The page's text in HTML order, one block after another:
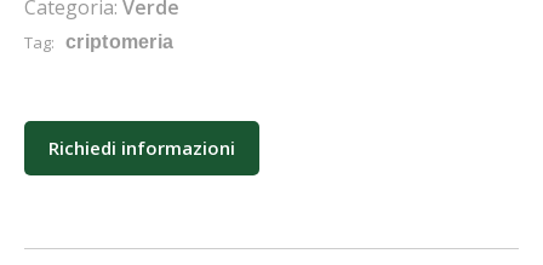
Categoria: Verde
Tag: criptomeria
Richiedi informazioni